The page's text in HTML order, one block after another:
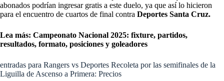
abonados podrían ingresar gratis a este duelo, ya que así lo hicieron
para el encuentro de cuartos de final contra Deportes Santa Cruz.
Lea más: Campeonato Nacional 2025: fixture, partidos,
resultados, formato, posiciones y goleadores
entradas para Rangers vs Deportes Recoleta por las semifinales de la
Liguilla de Ascenso a Primera: Precios